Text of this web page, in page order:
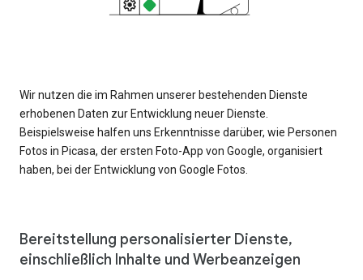
Wir nutzen die im Rahmen unserer bestehenden Dienste
erhobenen Daten zur Entwicklung neuer Dienste.
Beispielsweise halfen uns Erkenntnisse darüber, wie Personen
Fotos in Picasa, der ersten Foto-App von Google, organisiert
haben, bei der Entwicklung von Google Fotos.
Bereitstellung personalisierter Dienste,
einschließlich Inhalte und Werbeanzeigen